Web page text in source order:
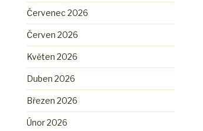
Červenec 2026
Červen 2026
Květen 2026
Duben 2026
Březen 2026
Únor 2026